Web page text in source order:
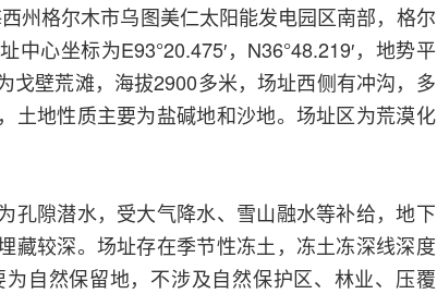
州格尔木市乌图美仁太阳能发电园区南部，格尔
心坐标为E93°20.475′，N36°48.219′，地势平
戈壁荒滩，海拔2900多米，场址西侧有冲沟，多
土地性质主要为盐碱地和沙地。场址区为荒漠化
孔隙潜水，受大气降水、雪山融水等补给，地下
藏较深。场址存在季节性冻土，冻土冻深线深度
自然保留地，不涉及自然保护区、林业、压覆